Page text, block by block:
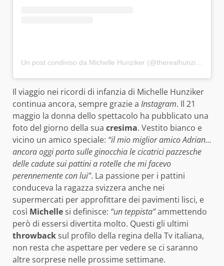
Un post condiviso da Michelle Hunziker (@therealhunzigram)
Il viaggio nei ricordi di infanzia di Michelle Hunziker
continua ancora, sempre grazie a Instagram. Il 21
maggio la donna dello spettacolo ha pubblicato una
foto del giorno della sua cresima. Vestito bianco e
vicino un amico speciale: “il mio miglior amico Adrian…
ancora oggi porto sulle ginocchia le cicatrici pazzesche
delle cadute sui pattini a rotelle che mi facevo
perennemente con lui”. La passione per i pattini
conduceva la ragazza svizzera anche nei
supermercati per approfittare dei pavimenti lisci, e
così Michellesi definisce: “un teppista”ammettendo
però di essersi divertita molto. Questi gli ultimi
throwbacksul profilo della regina della Tv italiana,
non resta che aspettare per vedere se ci saranno
altre sorprese nelle prossime settimane.